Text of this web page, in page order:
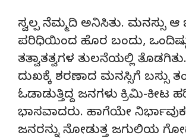
ಸ್ವಲ್ಪ ನೆಮ್ಮದಿ ಅನಿಸಿತು. ಮನಸ್ಸು ಆ
ಪರಿಧಿಯಿಂದ ಹೊರ ಬಂದು,
ತತ್ವಾತತ್ವಗಳ ತುಲನೆಯಲ್ಲಿ
ದುಖಕ್ಕೆ ಶರಣಾದ ಮನಸ್ಸಿಗೆ ಬಸ್ಸು
ಓಡಾಡುತ್ತಿದ್ದ ಜನಗಳು ಕ್ರಿಮಿ-ಕೀಟ
ಭಾಸವಾದರು. ಹಾಗೆಯೇ
ಜನರನ್ನು ನೋಡುತ್ತ ಜಗುಲಿಯ